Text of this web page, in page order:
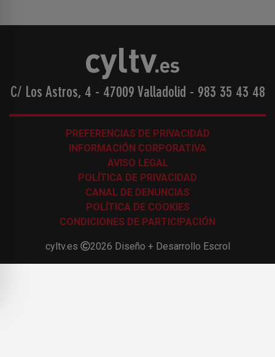
C/ Los Astros, 4 - 47009 Valladolid - 983 35 43 48
PREFERENCIAS DE PRIVACIDAD
INFORMACIÓN CORPORATIVA
AVISO LEGAL
POLÍTICA DE PRIVACIDAD
CANAL DE DENUNCIAS
POLÍTICA DE COOKIES
CONDICIONES DE PARTICIPACIÓN
cyltv.es 2026 Diseño + Desarrollo Escrol